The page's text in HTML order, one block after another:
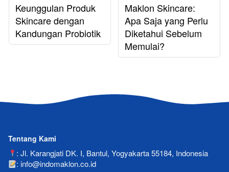
Keunggulan Produk
Skincare dengan
Kandungan Probiotik
Maklon Skincare:
Apa Saja yang Perlu
Diketahui Sebelum
Memulai?
Tentang Kami
: Jl. Karangjati DK. I, Bantul, Yogyakarta 55184, Indonesia
: info@indomaklon.co.id